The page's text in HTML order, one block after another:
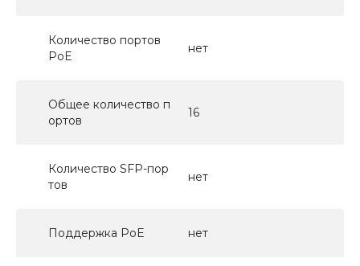
Количество портов
PoE
нет
Общее количество п
ортов
16
Количество SFP-пор
тов
нет
Поддержка PoE нет